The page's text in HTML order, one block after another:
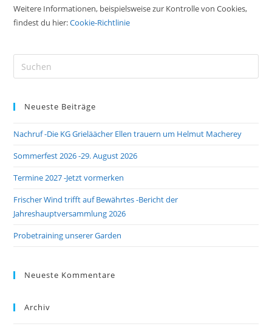
Weitere Informationen, beispielsweise zur Kontrolle von Cookies,
findest du hier:Cookie-Richtlinie
Neueste Beiträge
Nachruf -Die KG Grieläächer Ellen trauern um Helmut Macherey
Sommerfest 2026 -29. August 2026
Termine 2027 -Jetzt vormerken
Frischer Wind trifft auf Bewährtes -Bericht der
Jahreshauptversammlung 2026
Probetraining unserer Garden
Neueste Kommentare
Archiv